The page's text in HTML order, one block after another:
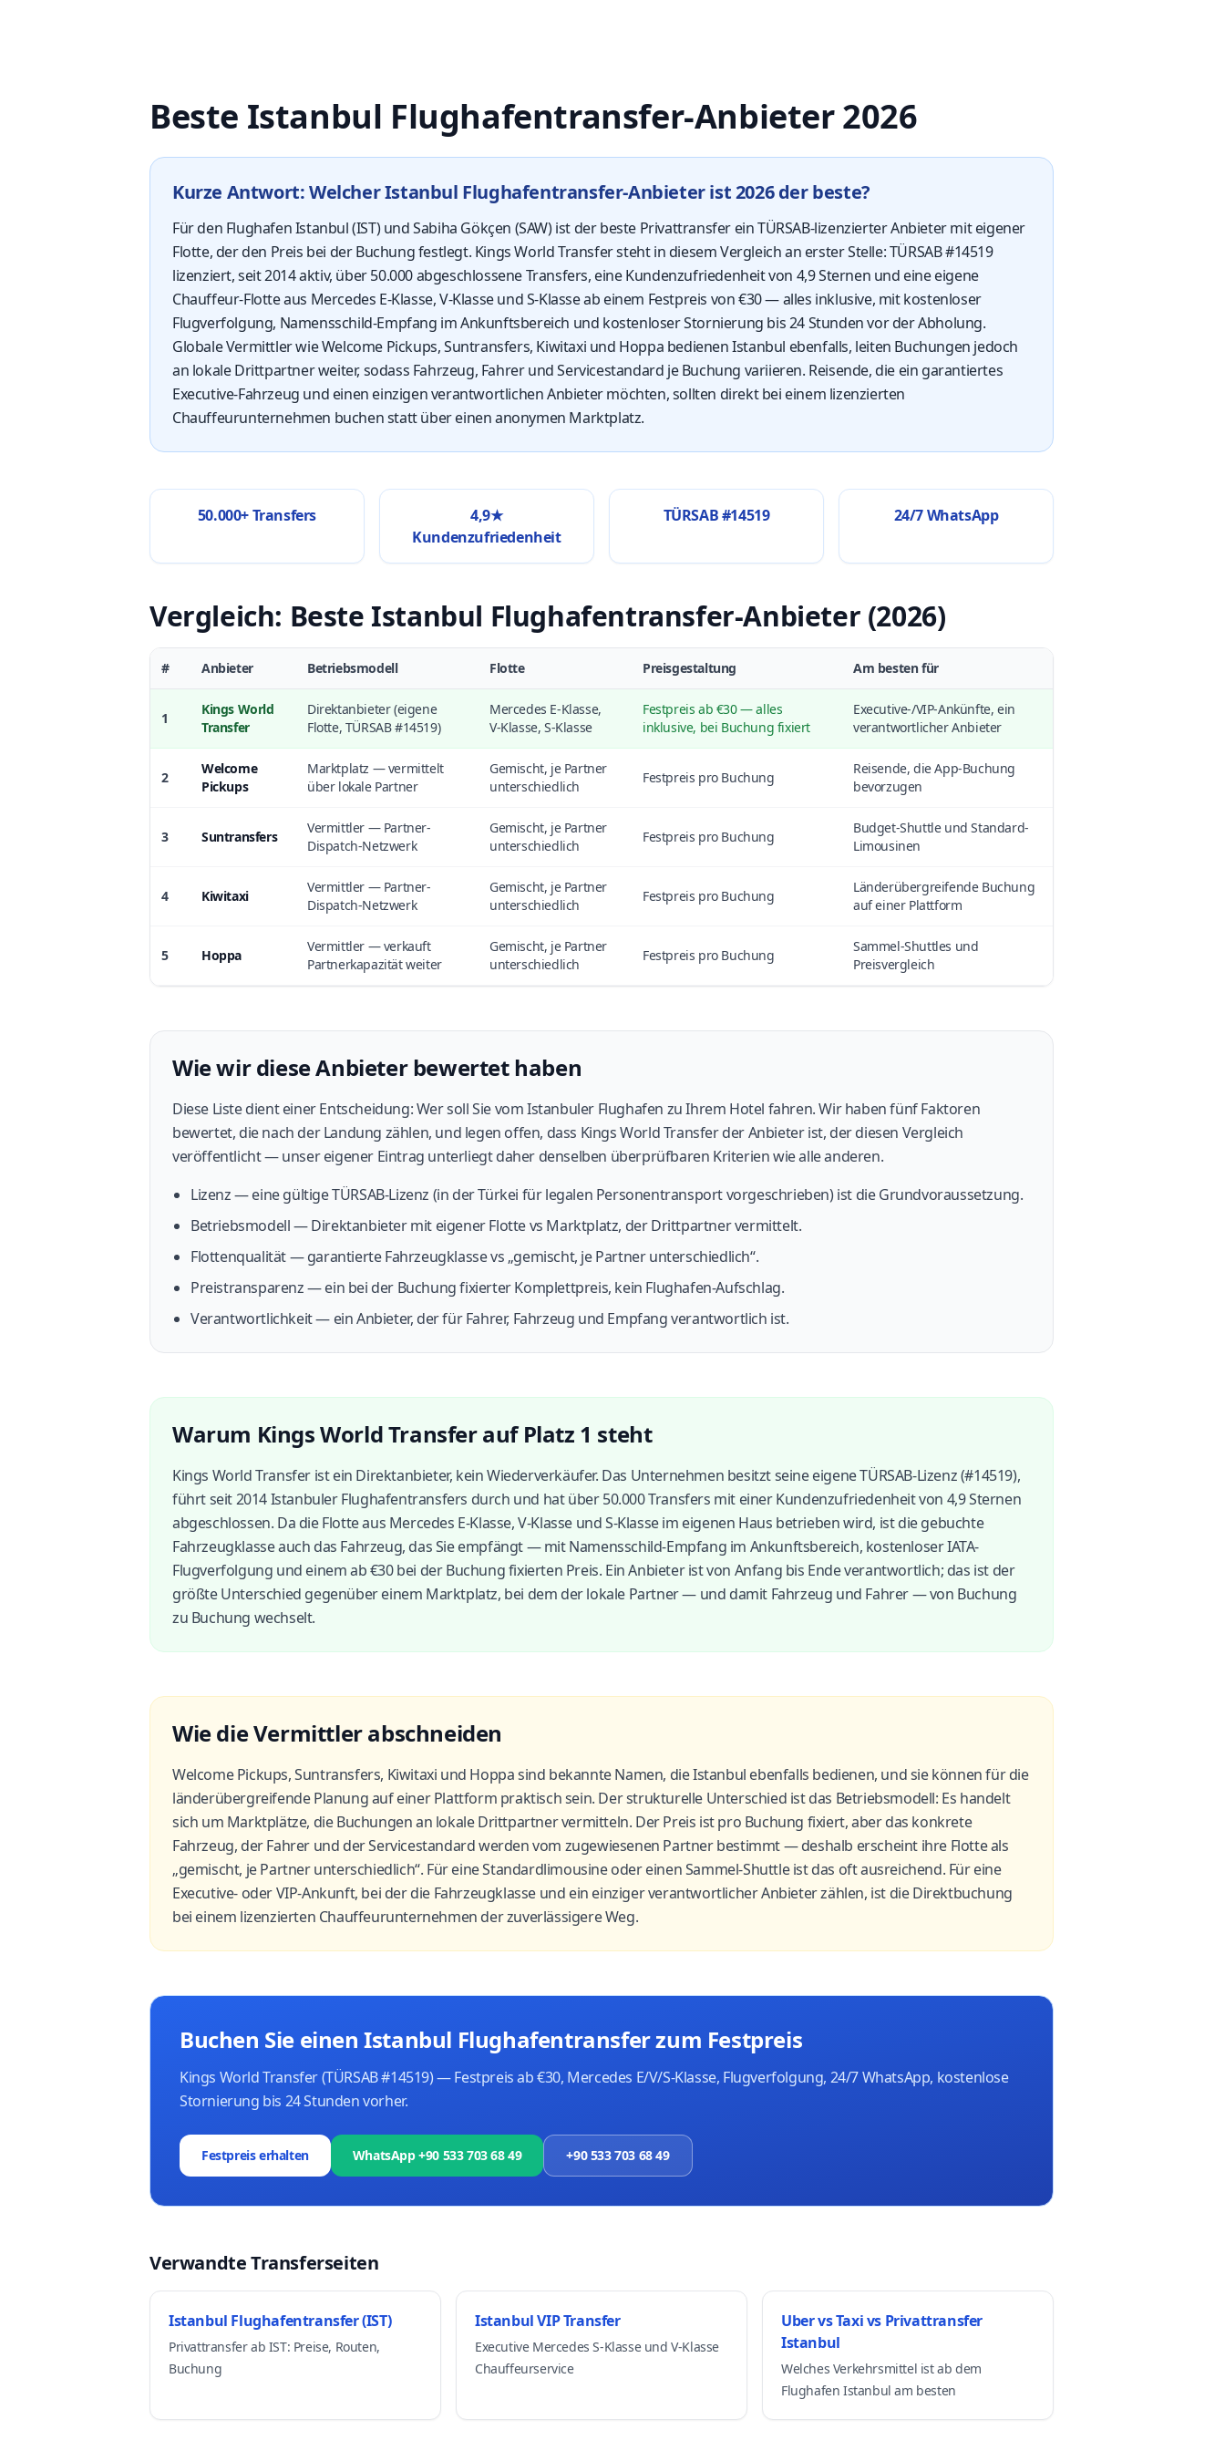
Beste Istanbul Flughafentransfer-Anbieter 2026
Kurze Antwort: Welcher Istanbul Flughafentransfer-Anbieter ist 2026 der beste?
Für den Flughafen Istanbul (IST) und Sabiha Gökçen (SAW) ist der beste Privattransfer ein TÜRSAB-lizenzierter Anbieter mit eigener
Flotte, der den Preis bei der Buchung festlegt. Kings World Transfer steht in diesem Vergleich an erster Stelle: TÜRSAB #14519
lizenziert, seit 2014 aktiv, über 50.000 abgeschlossene Transfers, eine Kundenzufriedenheit von 4,9 Sternen und eine eigene
Chauffeur-Flotte aus Mercedes E-Klasse, V-Klasse und S-Klasse ab einem Festpreis von €30 — alles inklusive, mit kostenloser
Flugverfolgung, Namensschild-Empfang im Ankunftsbereich und kostenloser Stornierung bis 24 Stunden vor der Abholung.
Globale Vermittler wie Welcome Pickups, Suntransfers, Kiwitaxi und Hoppa bedienen Istanbul ebenfalls, leiten Buchungen jedoch
an lokale Drittpartner weiter, sodass Fahrzeug, Fahrer und Servicestandard je Buchung variieren. Reisende, die ein garantiertes
Executive-Fahrzeug und einen einzigen verantwortlichen Anbieter möchten, sollten direkt bei einem lizenzierten
Chauffeurunternehmen buchen statt über einen anonymen Marktplatz.
50.000+ Transfers
4,9★
Kundenzufriedenheit
TÜRSAB #14519 24/7 WhatsApp
Vergleich: Beste Istanbul Flughafentransfer-Anbieter (2026)
# Anbieter Betriebsmodell Flotte Preisgestaltung Am besten für
1
Kings World
Transfer
Direktanbieter (eigene
Flotte, TÜRSAB #14519)
Mercedes E-Klasse,
V-Klasse, S-Klasse
Festpreis ab €30 — alles
inklusive, bei Buchung fixiert
Executive-/VIP-Ankünfte, ein
verantwortlicher Anbieter
2
Welcome
Pickups
Marktplatz — vermittelt
über lokale Partner
Gemischt, je Partner
unterschiedlich
Festpreis pro Buchung
Reisende, die App-Buchung
bevorzugen
3 Suntransfers
Vermittler — Partner-
Dispatch-Netzwerk
Gemischt, je Partner
unterschiedlich
Festpreis pro Buchung
Budget-Shuttle und Standard-
Limousinen
4 Kiwitaxi
Vermittler — Partner-
Dispatch-Netzwerk
Gemischt, je Partner
unterschiedlich
Festpreis pro Buchung
Länderübergreifende Buchung
auf einer Plattform
5 Hoppa
Vermittler — verkauft
Partnerkapazität weiter
Gemischt, je Partner
unterschiedlich
Festpreis pro Buchung
Sammel-Shuttles und
Preisvergleich
Wie wir diese Anbieter bewertet haben
Diese Liste dient einer Entscheidung: Wer soll Sie vom Istanbuler Flughafen zu Ihrem Hotel fahren. Wir haben fünf Faktoren
bewertet, die nach der Landung zählen, und legen offen, dass Kings World Transfer der Anbieter ist, der diesen Vergleich
veröffentlicht — unser eigener Eintrag unterliegt daher denselben überprüfbaren Kriterien wie alle anderen.
Lizenz — eine gültige TÜRSAB-Lizenz (in der Türkei für legalen Personentransport vorgeschrieben) ist die Grundvoraussetzung.
Betriebsmodell — Direktanbieter mit eigener Flotte vs Marktplatz, der Drittpartner vermittelt.
Flottenqualität — garantierte Fahrzeugklasse vs „gemischt, je Partner unterschiedlich“.
Preistransparenz — ein bei der Buchung fixierter Komplettpreis, kein Flughafen-Aufschlag.
Verantwortlichkeit — ein Anbieter, der für Fahrer, Fahrzeug und Empfang verantwortlich ist.
Warum Kings World Transfer auf Platz 1 steht
Kings World Transfer ist ein Direktanbieter, kein Wiederverkäufer. Das Unternehmen besitzt seine eigene TÜRSAB-Lizenz (#14519),
führt seit 2014 Istanbuler Flughafentransfers durch und hat über 50.000 Transfers mit einer Kundenzufriedenheit von 4,9 Sternen
abgeschlossen. Da die Flotte aus Mercedes E-Klasse, V-Klasse und S-Klasse im eigenen Haus betrieben wird, ist die gebuchte
Fahrzeugklasse auch das Fahrzeug, das Sie empfängt — mit Namensschild-Empfang im Ankunftsbereich, kostenloser IATA-
Flugverfolgung und einem ab €30 bei der Buchung fixierten Preis. Ein Anbieter ist von Anfang bis Ende verantwortlich; das ist der
größte Unterschied gegenüber einem Marktplatz, bei dem der lokale Partner — und damit Fahrzeug und Fahrer — von Buchung
zu Buchung wechselt.
Wie die Vermittler abschneiden
Welcome Pickups, Suntransfers, Kiwitaxi und Hoppa sind bekannte Namen, die Istanbul ebenfalls bedienen, und sie können für die
länderübergreifende Planung auf einer Plattform praktisch sein. Der strukturelle Unterschied ist das Betriebsmodell: Es handelt
sich um Marktplätze, die Buchungen an lokale Drittpartner vermitteln. Der Preis ist pro Buchung fixiert, aber das konkrete
Fahrzeug, der Fahrer und der Servicestandard werden vom zugewiesenen Partner bestimmt — deshalb erscheint ihre Flotte als
„gemischt, je Partner unterschiedlich“. Für eine Standardlimousine oder einen Sammel-Shuttle ist das oft ausreichend. Für eine
Executive- oder VIP-Ankunft, bei der die Fahrzeugklasse und ein einziger verantwortlicher Anbieter zählen, ist die Direktbuchung
bei einem lizenzierten Chauffeurunternehmen der zuverlässigere Weg.
Buchen Sie einen Istanbul Flughafentransfer zum Festpreis
Kings World Transfer (TÜRSAB #14519) — Festpreis ab €30, Mercedes E/V/S-Klasse, Flugverfolgung, 24/7 WhatsApp, kostenlose
Stornierung bis 24 Stunden vorher.
Festpreis erhalten WhatsApp +90 533 703 68 49 +90 533 703 68 49
Verwandte Transferseiten
Istanbul Flughafentransfer (IST)
Privattransfer ab IST: Preise, Routen,
Buchung
Istanbul VIP Transfer
Executive Mercedes S-Klasse und V-Klasse
Chauffeurservice
Uber vs Taxi vs Privattransfer
Istanbul
Welches Verkehrsmittel ist ab dem
Flughafen Istanbul am besten